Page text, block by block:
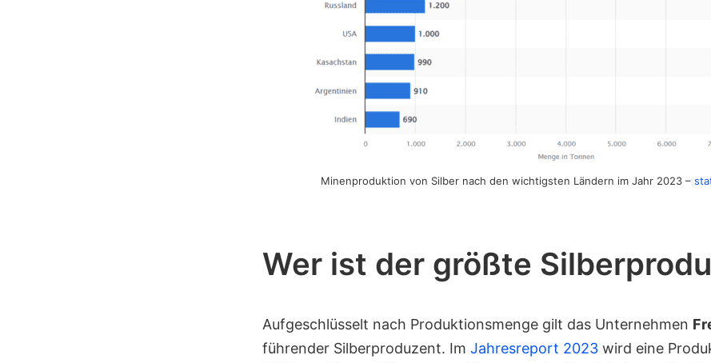
Minenproduktion von Silber nach den wichtigsten Ländern im Jahr 2023 –
Wer ist der größte
Aufgeschlüsselt nach Produktionsmenge gilt das Unternehmen
führender Silberproduzent. Im Jahresreport 2023 wird eine